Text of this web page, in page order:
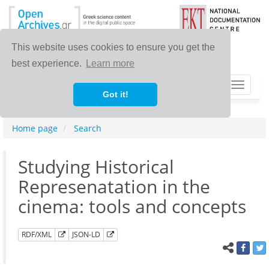
This website uses cookies to ensure you get the
best experience.
Learn more
Got it!
Toggle
Home page Search
Studying Historical
Represenatation in the
cinema: tools and concepts
RDF/XML JSON-LD